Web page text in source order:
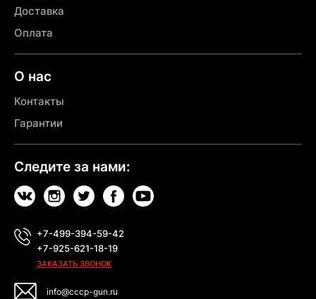
Доставка
Оплата
О нас
Контакты
Гарантии
Следите за нами:
+7-499-394-59-42
+7-925-621-18-19
ЗАКАЗАТЬ ЗВОНОК
info@cccp-gun.ru